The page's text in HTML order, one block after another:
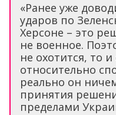
«Ранее уже
ударов по
Херсоне – это
не военное.
не охотится, то
относительно
реально он
принятия
пределами